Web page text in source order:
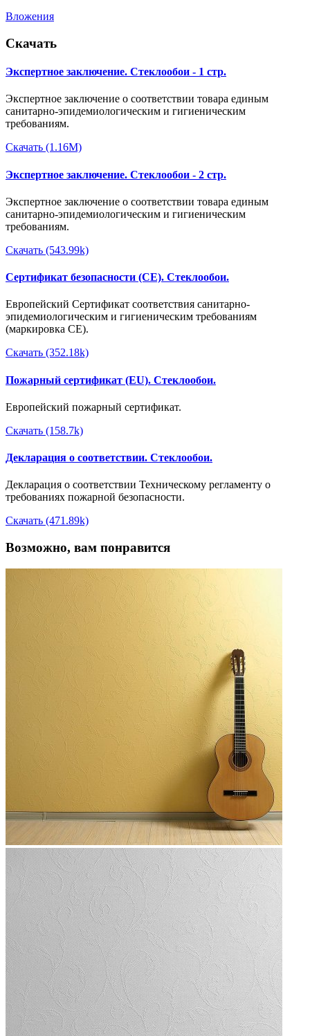
Вложения
Скачать
Экспертное заключение. Стеклообои - 1 стр.
Экспертное заключение о соответствии товара единым
санитарно-эпидемиологическим и гигиеническим
требованиям.
Скачать (1.16M)
Экспертное заключение. Стеклообои - 2 стр.
Экспертное заключение о соответствии товара единым
санитарно-эпидемиологическим и гигиеническим
требованиям.
Скачать (543.99k)
Сертификат безопасности (CE). Стеклообои.
Европейский Сертификат соответствия санитарно-
эпидемиологическим и гигиеническим требованиям
(маркировка CE).
Скачать (352.18k)
Пожарный сертификат (EU). Стеклообои.
Европейский пожарный сертификат.
Скачать (158.7k)
Декларация о соответствии. Стеклообои.
Декларация о соответствии Техническому регламенту о
требованиях пожарной безопасности.
Скачать (471.89k)
Возможно, вам понравится